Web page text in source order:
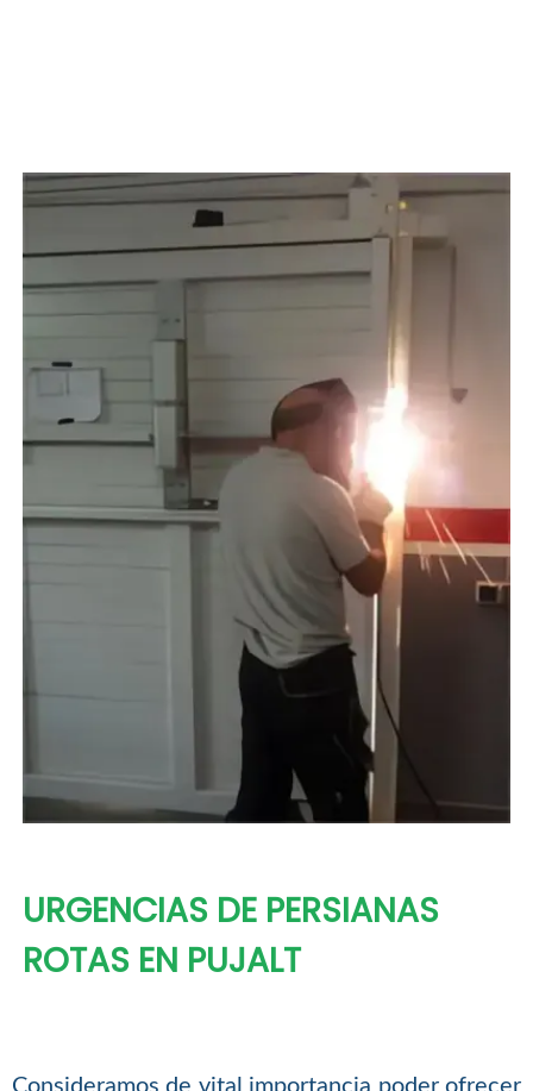
URGENCIAS DE PERSIANAS
ROTAS EN PUJALT
Consideramos de vital importancia poder ofrecer